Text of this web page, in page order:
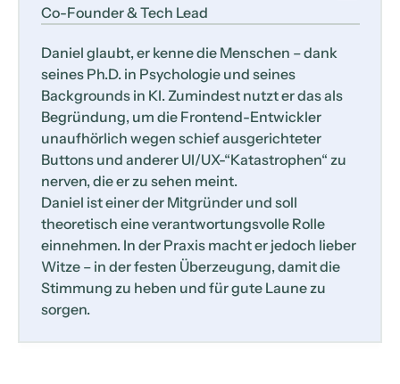
Co-Founder & Tech Lead
Daniel glaubt, er kenne die Menschen – dank
seines Ph.D. in Psychologie und seines
Backgrounds in KI. Zumindest nutzt er das als
Begründung, um die Frontend-Entwickler
unaufhörlich wegen schief ausgerichteter
Buttons und anderer UI/UX-“Katastrophen“ zu
nerven, die er zu sehen meint.
Daniel ist einer der Mitgründer und soll
theoretisch eine verantwortungsvolle Rolle
einnehmen. In der Praxis macht er jedoch lieber
Witze – in der festen Überzeugung, damit die
Stimmung zu heben und für gute Laune zu
sorgen.